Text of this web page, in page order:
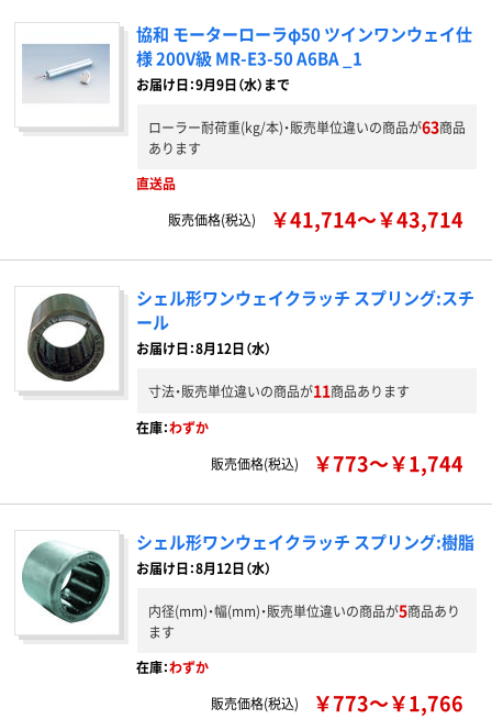
協和 モーターローラφ50 ツインワンウェイ仕
様 200V級 MR-E3-50 A6BA _1
お届け日：9月9日（水）まで
ローラー耐荷重(kg/本)・販売単位違いの商品が63商品
あります
直送品
販売価格(税込)
￥41,714～￥43,714
シェル形ワンウェイクラッチ スプリング:スチ
ール
お届け日：8月12日（水）
寸法・販売単位違いの商品が11商品あります
在庫：わずか
販売価格(税込)
￥773～￥1,744
シェル形ワンウェイクラッチ スプリング:樹脂
お届け日：8月12日（水）
内径(mm)・幅(mm)・販売単位違いの商品が5商品あり
ます
在庫：わずか
販売価格(税込)
￥773～￥1,766